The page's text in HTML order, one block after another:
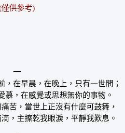
僅供參考)
一
，在早晨，在晚上，只有一世間；
慕，在感覺或思想無你的事物。
苦，當世上正沒有什麼可鼓舞，
，主擦乾我眼淚，平靜我歎息。